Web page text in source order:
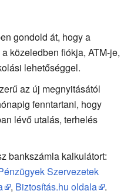
gondold át, hogy a
közeledben fiókja, ATM-je,
lehetőséggel.
az új megnyitásától
fenntartani, hogy
lévő utalás, terhelés
bankszámla kalkulátort:
Szervezetek
, Biztosítás.hu oldala
.